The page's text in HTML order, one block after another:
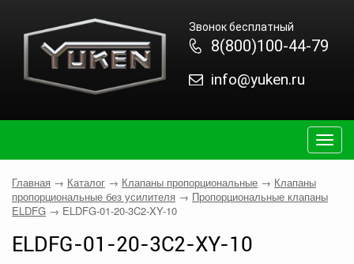
Звонок бесплатный
8(800)100-44-79
info@yuken.ru
Главная → Каталог → Клапаны пропорциональные → Клапаны
пропорциональные без усилителя → Пропорциональные клапаны
ELDFG → ELDFG-01-20-3C2-XY-10
ELDFG-01-20-3C2-XY-10